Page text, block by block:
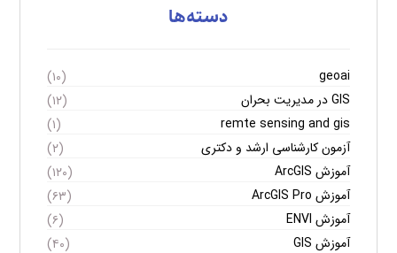
دسته‌ها
geoai
(۱۰)
GIS در مدیریت بحران
(۱۲)
remte sensing and gis
(۱)
آزمون کارشناسی ارشد و دکتری
(۲)
آموزش ArcGIS
(۱۲۰)
آموزش ArcGIS Pro
(۶۳)
آموزش ENVI
(۶)
آموزش GIS
(۴۰)